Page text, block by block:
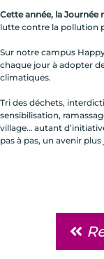
Cette année, la Journée
lutte contre la pollution
Sur notre campus
chaque jour à adopter
climatiques.
Tri des déchets,
sensibilisation,
village… autant
pas à pas, un avenir